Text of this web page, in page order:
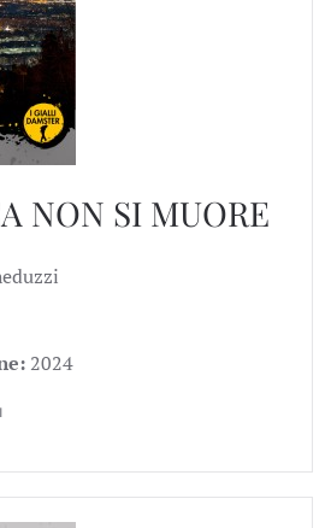
NON SI MUORE
2024